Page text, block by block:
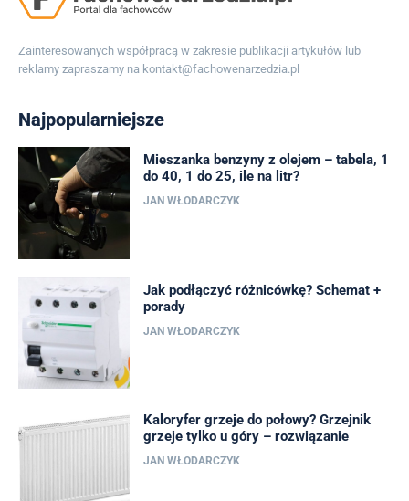
Zainteresowanych współpracą w zakresie publikacji artykułów lub
reklamy zapraszamy na kontakt@fachowenarzedzia.pl
Najpopularniejsze
Mieszanka benzyny z olejem – tabela, 1
do 40, 1 do 25, ile na litr?
JAN WŁODARCZYK
Jak podłączyć różnicówkę? Schemat +
porady
JAN WŁODARCZYK
Kaloryfer grzeje do połowy? Grzejnik
grzeje tylko u góry – rozwiązanie
JAN WŁODARCZYK